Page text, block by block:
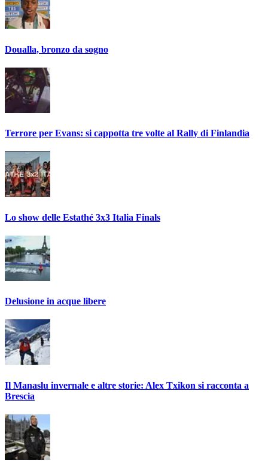
Doualla, bronzo da sogno
Terrore per Evans: si cappotta tre volte al Rally di Finlandia
Lo show delle Estathé 3x3 Italia Finals
Delusione in acque libere
Il Manaslu invernale e altre storie: Alex Txikon si racconta a
Brescia